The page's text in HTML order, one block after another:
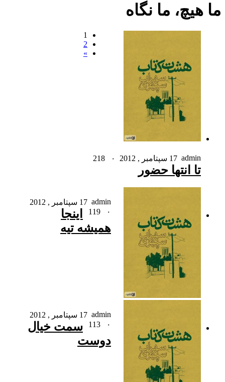
ما هیچ، ما نگاه
admin 17 سپتامبر , 2012 ۰
تا انتها حضور
admin 17 سپتامبر , 2012
۰
اینجا
همیشه تیه
admin 17 سپتامبر , 2012
۰
سمت خیال
دوست
1
2
»